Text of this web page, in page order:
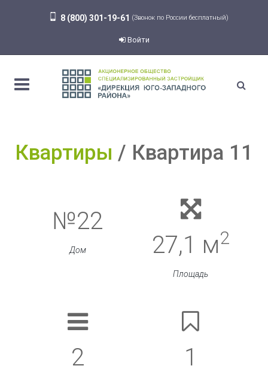
8 (800) 301-19-61 (Звонок по России бесплатный)
Войти
Квартиры Квартира 11
№22
Дом 27,1 м2
Площадь
2 1